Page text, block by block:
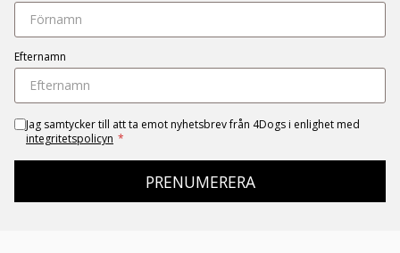
Efternamn
Jag samtycker till att ta emot nyhetsbrev från 4Dogs i enlighet med
integritetspolicyn *
PRENUMERERA